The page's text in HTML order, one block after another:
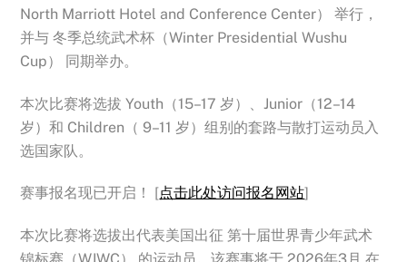
North Marriott Hotel and Conference Center） 举行，
并与 冬季总统武术杯（Winter Presidential Wushu
Cup） 同期举办。
本次比赛将选拔 Youth（15–17 岁）、Junior（12–14
岁）和 Children（ 9–11 岁）组别的套路与散打运动员入
选国家队。
赛事报名现已开启！ [点击此处访问报名网站]
本次比赛将选拔出代表美国出征 第十届世界青少年武术